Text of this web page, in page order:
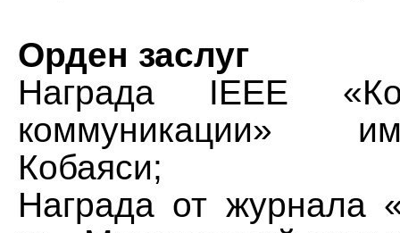
Орден заслуг
Награда IEEE
коммуникации»
Кобаяси;
Награда от журнала